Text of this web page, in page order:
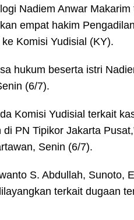
Nadiem Anwar Makarim
empat hakim
Komisi Yudisial (KY).
hukum beserta istri
(6/7).
Komisi Yudisial terkait
PN Tipikor Jakarta
Senin (6/7).
S. Abdullah, Sunoto,
terkait dugaan